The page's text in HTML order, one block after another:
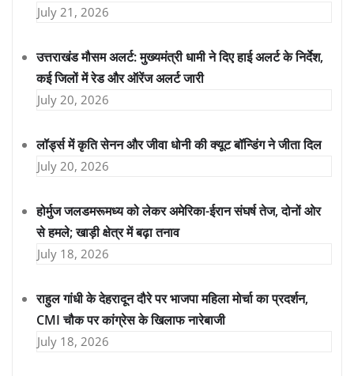
July 21, 2026
उत्तराखंड मौसम अलर्ट: मुख्यमंत्री धामी ने दिए हाई अलर्ट के निर्देश,
कई जिलों में रेड और ऑरेंज अलर्ट जारी
July 20, 2026
लॉर्ड्स में कृति सेनन और जीवा धोनी की क्यूट बॉन्डिंग ने जीता दिल
July 20, 2026
होर्मुज जलडमरूमध्य को लेकर अमेरिका-ईरान संघर्ष तेज, दोनों ओर
से हमले; खाड़ी क्षेत्र में बढ़ा तनाव
July 18, 2026
राहुल गांधी के देहरादून दौरे पर भाजपा महिला मोर्चा का प्रदर्शन,
CMI चौक पर कांग्रेस के खिलाफ नारेबाजी
July 18, 2026